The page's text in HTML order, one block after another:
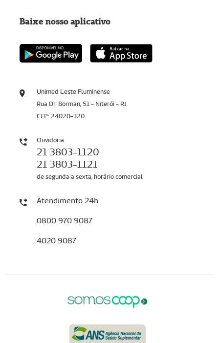
Unimed Leste Fluminense
Rua Dr. Borman, 51 - Niterói - RJ
CEP: 24020-320
Ouvidoria
21 3803-1120
21 3803-1121
de segunda a sexta, horário comercial
Atendimento 24h
0800 970 9087
4020 9087
Baixe nosso aplicativo